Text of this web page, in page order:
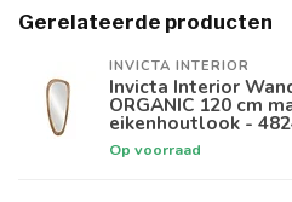
Gerelateerde producten
INVICTA INTERIOR
Invicta Interior
ORGANIC 120 cm
eikenhoutlook -
Op voorraad